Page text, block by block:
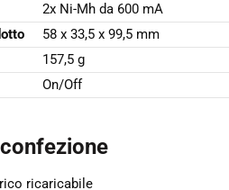
2x Ni-Mh da 600 mA
58 x 33,5 x 99,5 mm
157,5 g
On/Off
ricaricabile